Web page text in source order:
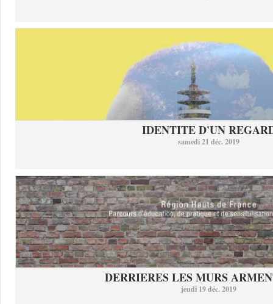
IDENTITE D'UN
samedi 21 déc. 2019
DERRIERES LES MURS
jeudi 19 déc. 2019